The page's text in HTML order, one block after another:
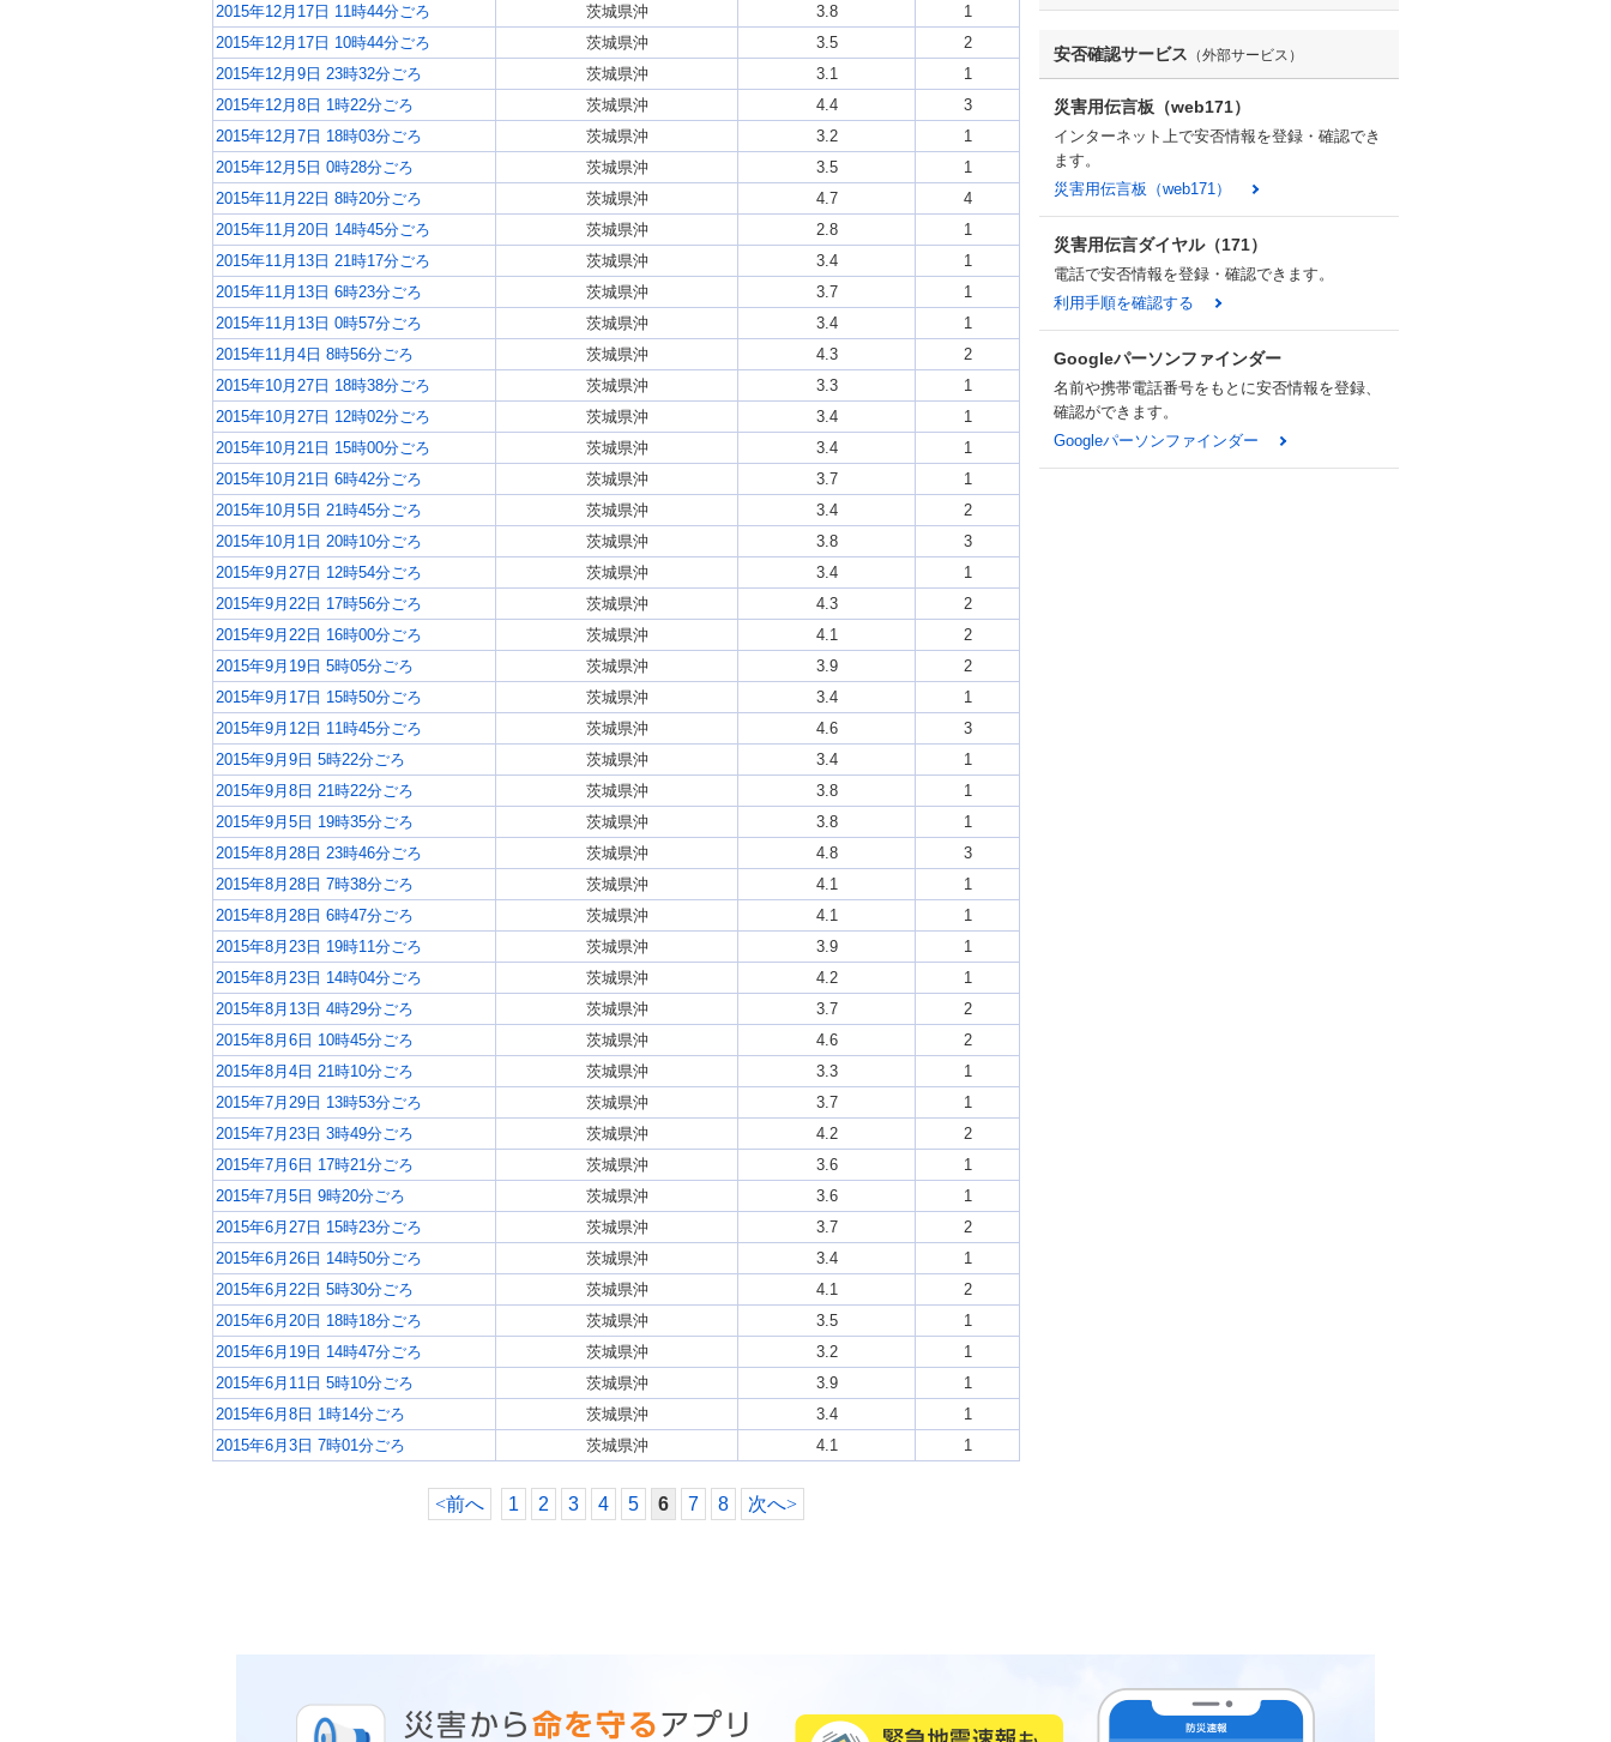
2015年12月17日 11時44分ごろ
茨城県沖 3.8
1
2015年12月17日 10時44分ごろ
茨城県沖 3.5
2
2015年12月9日 23時32分ごろ
茨城県沖 3.1
1
2015年12月8日 1時22分ごろ
茨城県沖 4.4
3
2015年12月7日 18時03分ごろ
茨城県沖 3.2
1
2015年12月5日 0時28分ごろ
茨城県沖 3.5
1
2015年11月22日 8時20分ごろ
茨城県沖 4.7
4
2015年11月20日 14時45分ごろ
茨城県沖 2.8
1
2015年11月13日 21時17分ごろ
茨城県沖 3.4
1
2015年11月13日 6時23分ごろ
茨城県沖 3.7
1
2015年11月13日 0時57分ごろ
茨城県沖 3.4
1
2015年11月4日 8時56分ごろ
茨城県沖 4.3
2
2015年10月27日 18時38分ごろ
茨城県沖 3.3
1
2015年10月27日 12時02分ごろ
茨城県沖 3.4
1
2015年10月21日 15時00分ごろ
茨城県沖 3.4
1
2015年10月21日 6時42分ごろ
茨城県沖 3.7
1
2015年10月5日 21時45分ごろ
茨城県沖 3.4
2
2015年10月1日 20時10分ごろ
茨城県沖 3.8
3
2015年9月27日 12時54分ごろ
茨城県沖 3.4
1
2015年9月22日 17時56分ごろ
茨城県沖 4.3
2
2015年9月22日 16時00分ごろ
茨城県沖 4.1
2
2015年9月19日 5時05分ごろ
茨城県沖 3.9
2
2015年9月17日 15時50分ごろ
茨城県沖 3.4
1
2015年9月12日 11時45分ごろ
茨城県沖 4.6
3
2015年9月9日 5時22分ごろ
茨城県沖 3.4
1
2015年9月8日 21時22分ごろ
茨城県沖 3.8
1
2015年9月5日 19時35分ごろ
茨城県沖 3.8
1
2015年8月28日 23時46分ごろ
茨城県沖 4.8
3
2015年8月28日 7時38分ごろ
茨城県沖 4.1
1
2015年8月28日 6時47分ごろ
茨城県沖 4.1
1
2015年8月23日 19時11分ごろ
茨城県沖 3.9
1
2015年8月23日 14時04分ごろ
茨城県沖 4.2
1
2015年8月13日 4時29分ごろ
茨城県沖 3.7
2
2015年8月6日 10時45分ごろ
茨城県沖 4.6
2
2015年8月4日 21時10分ごろ
茨城県沖 3.3
1
2015年7月29日 13時53分ごろ
茨城県沖 3.7
1
2015年7月23日 3時49分ごろ
茨城県沖 4.2
2
2015年7月6日 17時21分ごろ
茨城県沖 3.6
1
2015年7月5日 9時20分ごろ
茨城県沖 3.6
1
2015年6月27日 15時23分ごろ
茨城県沖 3.7
2
2015年6月26日 14時50分ごろ
茨城県沖 3.4
1
2015年6月22日 5時30分ごろ
茨城県沖 4.1
2
2015年6月20日 18時18分ごろ
茨城県沖 3.5
1
2015年6月19日 14時47分ごろ
茨城県沖 3.2
1
2015年6月11日 5時10分ごろ
茨城県沖 3.9
1
2015年6月8日 1時14分ごろ
茨城県沖 3.4
1
2015年6月3日 7時01分ごろ
茨城県沖 4.1 1
<前へ 1 2 3 4 5 6 7 8 次へ>
安否確認サービス （外部サービス）
災害用伝言板（web171）
インターネット上で安否情報を登録・確認でき
ます。
災害用伝言板（web171）
災害用伝言ダイヤル（171）
電話で安否情報を登録・確認できます。
利用手順を確認する
Googleパーソンファインダー
名前や携帯電話番号をもとに安否情報を登録、
確認ができます。
Googleパーソンファインダー